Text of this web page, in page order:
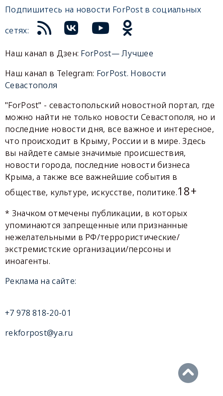
Подпишитесь на новости ForPost в социальных
сетях:
Наш канал в Дзен: ForPost— Лучшее
Наш канал в Telegram: ForPost. Новости
Севастополя
"ForPost" - севастопольский новостной портал, где
можно найти не только новости Севастополя, но и
последние новости дня, все важное и интересное,
что происходит в Крыму, России и в мире. Здесь
вы найдете самые значимые происшествия,
новости города, последние новости бизнеса
Крыма, а также все важнейшие события в
обществе, культуре, искусстве, политике.18+
* Значком отмечены публикации, в которых
упоминаются запрещенные или признанные
нежелательными в РФ/террористические/
экстремистские организации/персоны и
иноагенты.
Реклама на сайте:
+7 978 818-20-01
rekforpost@ya.ru